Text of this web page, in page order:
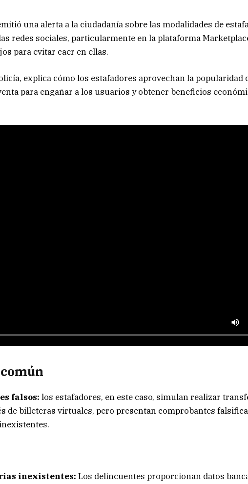
una alerta a la ciudadanía sobre las modalidades de
redes sociales, particularmente en la plataforma
para evitar caer en ellas.
explica cómo los estafadores aprovechan la popularidad
para engañar a los usuarios y obtener beneficios
falsos: los estafadores, en este caso, simulan realizar
de billeteras virtuales, pero presentan comprobantes
inexistentes: Los delincuentes proporcionan datos